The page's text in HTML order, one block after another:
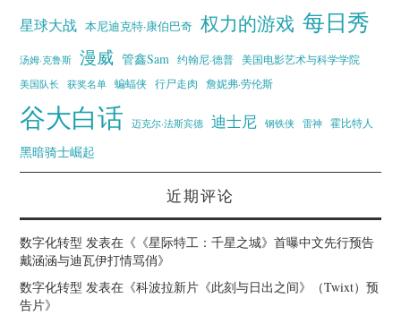
星球大战 本尼迪克特·康伯巴奇 权力的游戏 每日秀
汤姆·克鲁斯 漫威 管鑫Sam 约翰尼·德普
美国电影艺术与科学学院
美国队长
获奖名单 蝙蝠侠 行尸走肉 詹妮弗·劳伦斯
谷大白话 迈克尔·法斯宾德 迪士尼 钢铁侠 雷神 霍比特人
黑暗骑士崛起
近期评论
数字化转型 发表在《 《星际特工：千星之城》首曝中文先行预告
戴涵涵与迪瓦伊打情骂俏》
数字化转型 发表在《科波拉新片《此刻与日出之间》（Twixt）预
告片》